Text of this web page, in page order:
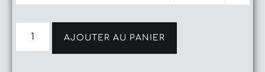
AJOUTER AU PANIER